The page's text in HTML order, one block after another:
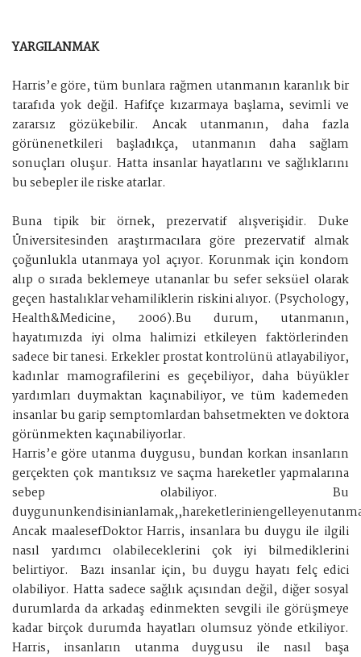
YARGILANMAK
Harris’e göre, tüm bunlara rağmen utanmanın karanlık bir
tarafıda yok değil. Hafifçe kızarmaya başlama, sevimli ve
zararsız gözükebilir. Ancak utanmanın, daha fazla
görünenetkileri başladıkça, utanmanın daha sağlam
sonuçları oluşur. Hatta insanlar hayatlarını ve sağlıklarını
bu sebepler ile riske atarlar.
Buna tipik bir örnek, prezervatif alışverişidir. Duke
Üniversitesinden araştırmacılara göre prezervatif almak
çoğunlukla utanmaya yol açıyor. Korunmak için kondom
alıp o sırada beklemeye utananlar bu sefer seksüel olarak
geçen hastalıklar vehamiliklerin riskini alıyor. (Psychology,
Health&Medicine, 2006).Bu durum, utanmanın,
hayatımızda iyi olma halimizi etkileyen faktörlerinden
sadece bir tanesi. Erkekler prostat kontrolünü atlayabiliyor,
kadınlar mamografilerini es geçebiliyor, daha büyükler
yardımları duymaktan kaçınabiliyor, ve tüm kademeden
insanlar bu garip semptomlardan bahsetmekten ve doktora
görünmekten kaçınabiliyorlar.
Harris’e göre utanma duygusu, bundan korkan insanların
gerçekten çok mantıksız ve saçma hareketler yapmalarına
sebep olabiliyor. Bu
Ancak maalesefDoktor Harris, insanlara bu duygu ile ilgili
nasıl yardımcı olabileceklerini çok iyi bilmediklerini
belirtiyor. Bazı insanlar için, bu duygu hayatı felç edici
olabiliyor. Hatta sadece sağlık açısından değil, diğer sosyal
durumlarda da arkadaş edinmekten sevgili ile görüşmeye
kadar birçok durumda hayatları olumsuz yönde etkiliyor.
Harris, insanların utanma duygusu ile nasıl başa